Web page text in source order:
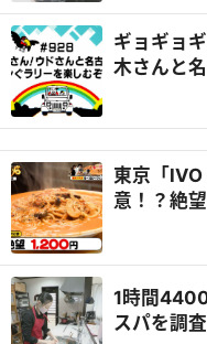
ギョギョ
木さんと
東京「
意！？絶
アゲイン
1時間
スパを調